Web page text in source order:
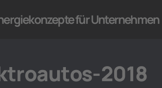
für Unternehmen
2018